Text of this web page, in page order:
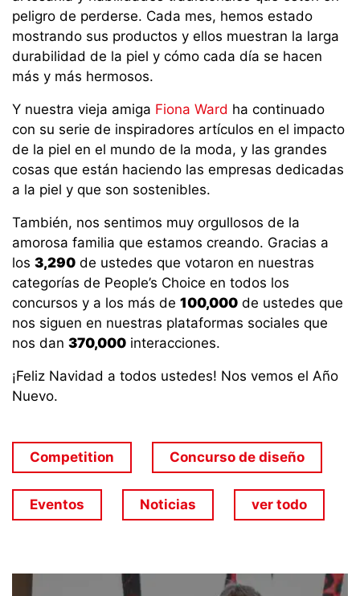
peligro de perderse. Cada mes, hemos estado
mostrando sus productos y ellos muestran la larga
durabilidad de la piel y cómo cada día se hacen
más y más hermosos.
Y nuestra vieja amiga Fiona Ward ha continuado
con su serie de inspiradores artículos en el impacto
de la piel en el mundo de la moda, y las grandes
cosas que están haciendo las empresas dedicadas
a la piel y que son sostenibles.
También, nos sentimos muy orgullosos de la
amorosa familia que estamos creando. Gracias a
los 3,290 de ustedes que votaron en nuestras
categorías de People’s Choice en todos los
concursos y a los más de 100,000 de ustedes que
nos siguen en nuestras plataformas sociales que
nos dan 370,000 interacciones.
¡Feliz Navidad a todos ustedes! Nos vemos el Año
Nuevo.
Competition Concurso de diseño
Eventos Noticias ver todo